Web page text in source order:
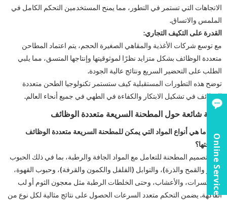
الاتجاهات التي تستمر في التطور، مما يمنح المستخدمين التحكم الكامل في
الملمس والاتساق.
القدرة على التكيف التجاري:
مع توسع شركات الأغذية والمقاهي الصغيرة الحجم، يتم اعتماد المطاحن
متعددة الوظائف بشكل متزايد نظرًا لموثوقيتها وإنتاجها المتسق، مما يلبي
الطلب على التحضير السريع ونتائج عالية الجودة.
توضح هذه التطورات المستقبلية كيف ستستمر تكنولوجيا الطحن متعددة
الوظائف في تشكيل الابتكار والكفاءة في الطهي في جميع أنحاء العالم.
أسئلة شائعة حول المطحنة السريعة متعددة الوظائف
س 1: ما هي أنواع المواد التي يمكن للمطحنة السريعة متعددة الوظائف
معالجتها؟
تم تصميم المطحنة للتعامل مع المواد الجافة والرطبة، بما في ذلك الحبوب
(الأرز والقمح والذرة)، والتوابل (الفلفل والكمون والقرفة)، وحبوب القهوة،
والمكسرات، والأعشاب، وحتى الخلطات الرطبة مثل معجون الثوم أو لب
الفاكهة. يضمن التحكم متعدد السرعات الحصول على نتائج مثالية لكل نوع من
Online Service